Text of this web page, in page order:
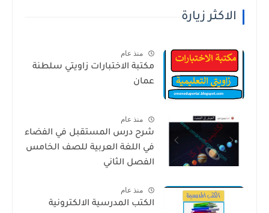
الاكثر زيارة
منذ عام
مكتبة الاختبارات زاويتي سلطنة
عمان
منذ عام
شرح درس المستقبل في الفضاء
في اللغة العربية للصف الخامس
الفصل الثاني
منذ عام
الكتب المدرسية الالكترونية